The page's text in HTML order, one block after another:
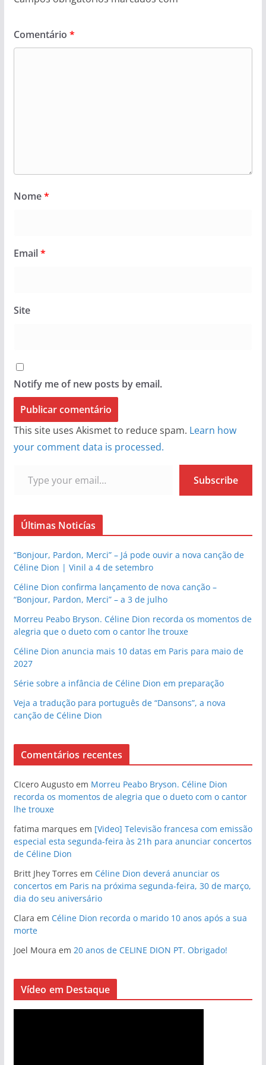
Comentário *
Nome*
Email*
Site
Notify me of new posts by email.
This site uses Akismet to reduce spam. Learn how
your comment data is processed.
Subscribe
Últimas Noticías
“Bonjour, Pardon, Merci” – Já pode ouvir a nova canção de
Céline Dion | Vinil a 4 de setembro
Céline Dion confirma lançamento de nova canção –
“Bonjour, Pardon, Merci” – a 3 de julho
Morreu Peabo Bryson. Céline Dion recorda os momentos de
alegria que o dueto com o cantor lhe trouxe
Céline Dion anuncia mais 10 datas em Paris para maio de
2027
Série sobre a infância de Céline Dion em preparação
Veja a tradução para português de “Dansons”, a nova
canção de Céline Dion
Comentários recentes
CIcero Augustoem Morreu Peabo Bryson. Céline Dion
recorda os momentos de alegria que o dueto com o cantor
lhe trouxe
fatima marques em [Video] Televisão francesa com emissão
especial esta segunda-feira às 21h para anunciar concertos
de Céline Dion
Britt Jhey Torres em Céline Dion deverá anunciar os
concertos em Paris na próxima segunda-feira, 30 de março,
dia do seu aniversário
Clara em Céline Dion recorda o marido 10 anos após a sua
morte
Joel Moura em 20 anos de CELINE DION PT. Obrigado!
Vídeo em Destaque